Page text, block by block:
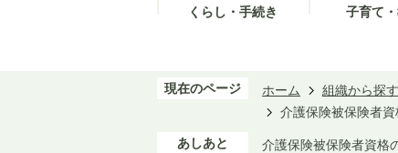
くらし・手続き 子育て
現在のページ ホーム 組織から探す
介護保険被保険者
あしあと 介護保険被保険者資格